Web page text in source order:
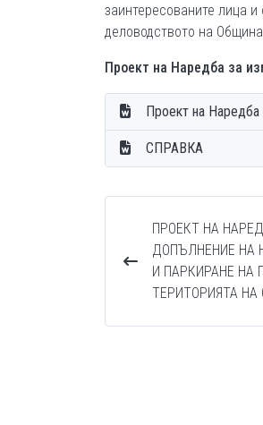
заинтересованите лица
деловодството на
Проект на Наредба за
Проект на Наредба
СПРАВКА
ПРОЕКТ НА
ДОПЪЛНЕНИЕ НА
И ПАРКИРАНЕ НА
ТЕРИТОРИЯТА